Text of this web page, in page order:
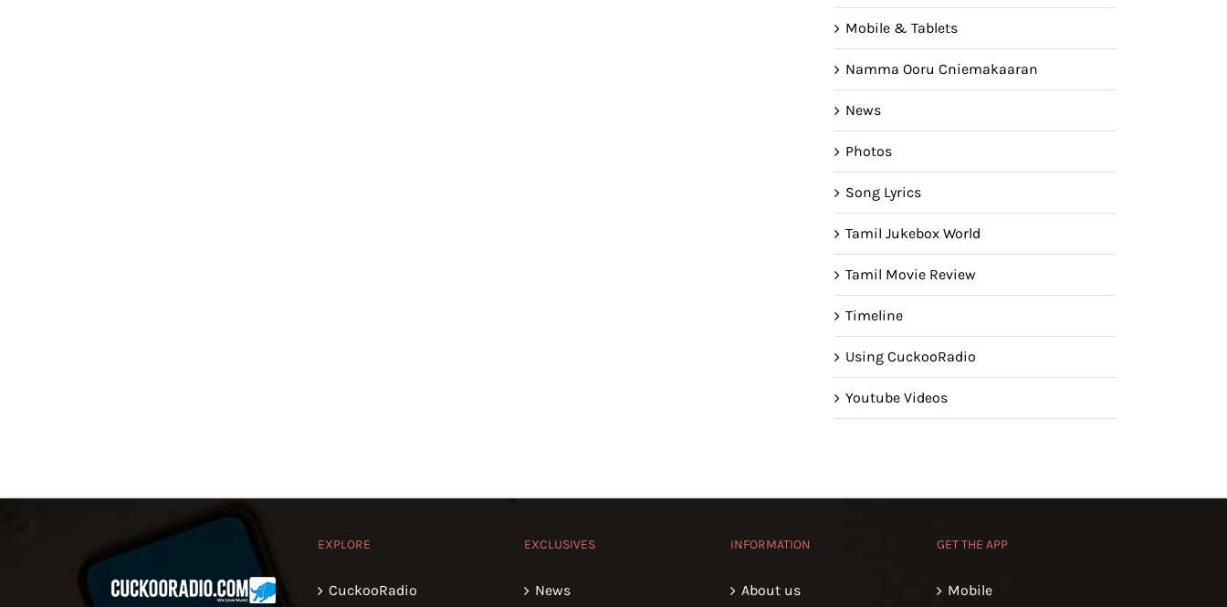
Mobile & Tablets
Namma Ooru Cniemakaaran
News
Photos
Song Lyrics
Tamil Jukebox World
Tamil Movie Review
Timeline
Using CuckooRadio
Youtube Videos
EXPLORE
CuckooRadio
EXCLUSIVES
News
INFORMATION
About us
GET THE APP
Mobile